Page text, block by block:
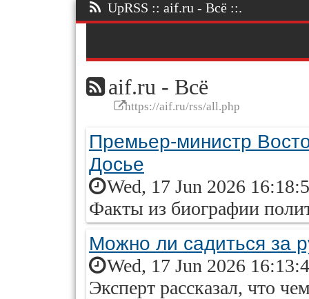
UpRSS :: aif.ru - Всё ::.
aif.ru - Всё
https://aif.ru/rss/all.php
Премьер-министр
Досье
Wed, 17 Jun 2026
Факты из биографии
Можно ли садиться за
Wed, 17 Jun 2026
Эксперт рассказал, что